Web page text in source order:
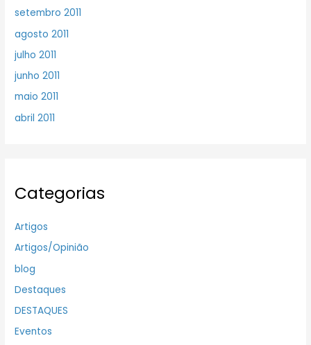
setembro 2011
agosto 2011
julho 2011
junho 2011
maio 2011
abril 2011
Categorias
Artigos
Artigos/Opinião
blog
Destaques
DESTAQUES
Eventos